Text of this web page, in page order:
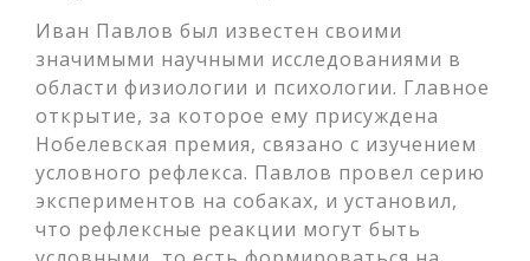
Иван Павлов был известен своими
значимыми научными исследованиями в
области физиологии и психологии. Главное
открытие, за которое ему присуждена
Нобелевская премия, связано с изучением
условного рефлекса. Павлов провел серию
экспериментов на собаках, и установил,
что рефлексные реакции могут быть